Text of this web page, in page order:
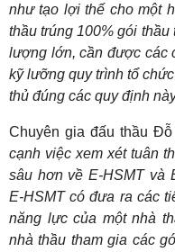
như tạo lợi thế cho một
thầu trúng 100% gói
lượng lớn, cần được các
kỹ lưỡng quy trình tổ
thủ đúng các quy định
Chuyên gia đấu thầu
cạnh việc xem xét tuân
sâu hơn về E-HSMT và
E-HSMT có đưa ra các
năng lực của một nhà
nhà thầu tham gia các